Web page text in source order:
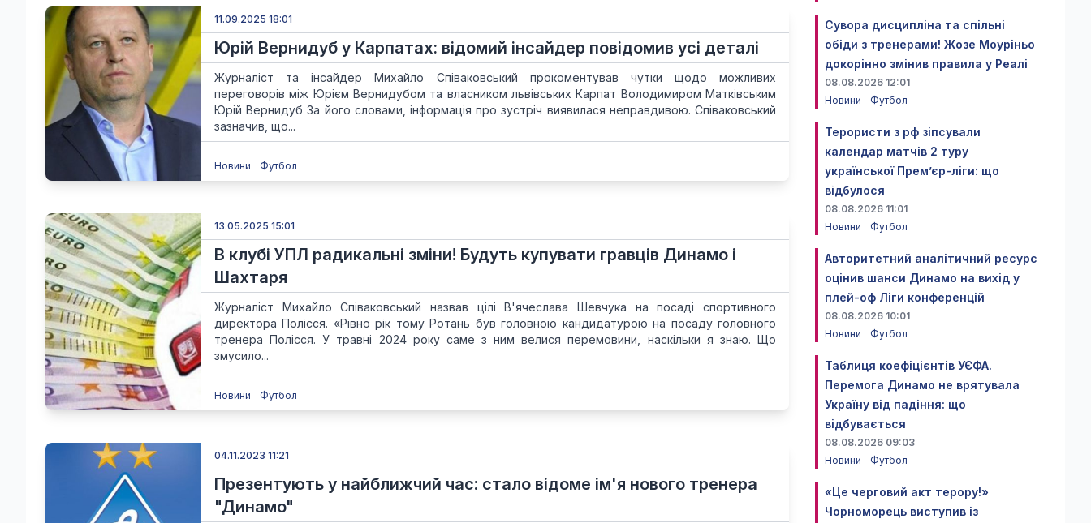
11.09.2025 18:01
Юрій Вернидуб у Карпатах: відомий інсайдер повідомив усі деталі
Журналіст та інсайдер Михайло Співаковський прокоментував чутки щодо можливих
переговорів між Юрієм Вернидубом та власником львівських Карпат Володимиром Матківським
Юрій Вернидуб За його словами, інформація про зустріч виявилася неправдивою. Співаковський
зазначив, що...
Новини Футбол
13.05.2025 15:01
В клубі УПЛ радикальні зміни! Будуть купувати гравців Динамо і
Шахтаря
Журналіст Михайло Співаковський назвав цілі В'ячеслава Шевчука на посаді спортивного
директора Полісся. «Рівно рік тому Ротань був головною кандидатурою на посаду головного
тренера Полісся. У травні 2024 року саме з ним велися перемовини, наскільки я знаю. Що
змусило...
Новини Футбол
04.11.2023 11:21
Презентують у найближчий час: стало відоме ім'я нового тренера
"Динамо"
Сувора дисципліна та спільні
обіди з тренерами! Жозе Моуріньо
докорінно змінив правила у Реалі
08.08.2026 12:01
Новини
Футбол
Терористи з рф зіпсували
календар матчів 2 туру
української Прем’єр-ліги: що
відбулося
08.08.2026 11:01
Новини
Футбол
Авторитетний аналітичний ресурс
оцінив шанси Динамо на вихід у
плей-оф Ліги конференцій
08.08.2026 10:01
Новини
Футбол
Таблиця коефіцієнтів УЄФА.
Перемога Динамо не врятувала
Україну від падіння: що
відбувається
08.08.2026 09:03
Новини
Футбол
«Це черговий акт терору!»
Чорноморець виступив із